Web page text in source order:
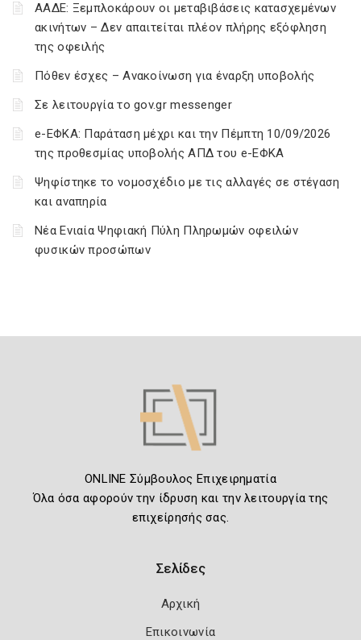
ΑΑΔΕ: Ξεμπλοκάρουν οι μεταβιβάσεις κατασχεμένων
ακινήτων – Δεν απαιτείται πλέον πλήρης εξόφληση
της οφειλής
Πόθεν έσχες – Ανακοίνωση για έναρξη υποβολής
Σε λειτουργία το gov.gr messenger
e-ΕΦΚΑ: Παράταση μέχρι και την Πέμπτη 10/09/2026
της προθεσμίας υποβολής ΑΠΔ του e-ΕΦΚΑ
Ψηφίστηκε το νομοσχέδιο με τις αλλαγές σε στέγαση
και αναπηρία
Νέα Ενιαία Ψηφιακή Πύλη Πληρωμών οφειλών
φυσικών προσώπων
ONLINE Σύμβουλος Επιχειρηματία
Όλα όσα αφορούν την ίδρυση και την λειτουργία της
επιχείρησής σας.
Σελίδες
Αρχική
Επικοινωνία